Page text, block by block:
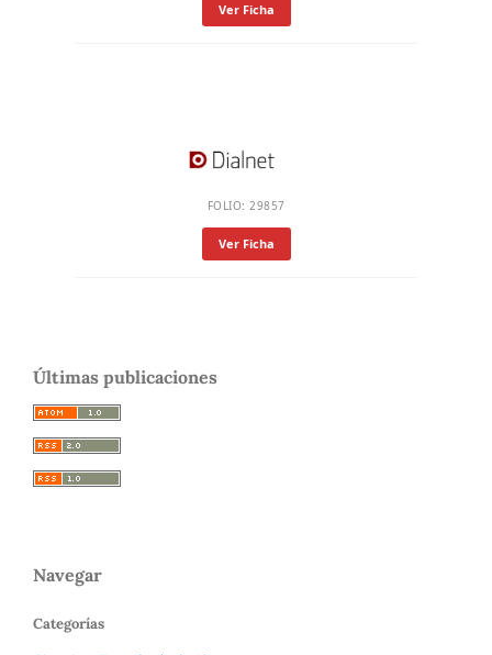
Ver Ficha
FOLIO: 29857
Ver Ficha
Últimas publicaciones
Navegar
Categorías